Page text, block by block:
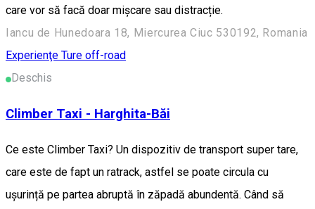
care vor să facă doar mişcare sau distracție.
Iancu de Hunedoara 18, Miercurea Ciuc 530192, Romania
Experienţe Ture off-road
Deschis
Climber Taxi - Harghita-Băi
Ce este Climber Taxi? Un dispozitiv de transport super tare,
care este de fapt un ratrack, astfel se poate circula cu
ușurință pe partea abruptă în zăpadă abundentă. Când să